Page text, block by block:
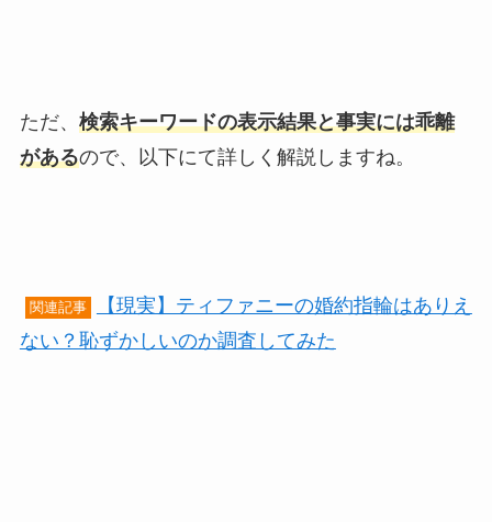
ただ、 検索キーワードの表示結果と事実には乖離
があるので、以下にて詳しく解説しますね。
関連記事
【現実】ティファニーの婚約指輪はありえ
ない？恥ずかしいのか調査してみた